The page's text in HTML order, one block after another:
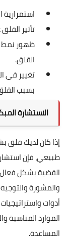
تأثير
ظهور نمط
القلق.
تغيير في
بسبب
الاستشارة
إذا كان لديك قلق
طبيعي، فإن
القضية بشكل
والمشورة
أدوات
الموارد المناسبة
المساعدة.